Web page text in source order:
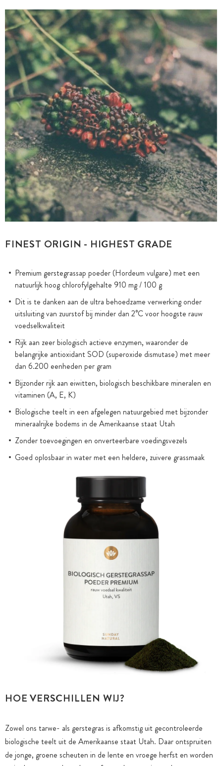
FINEST ORIGIN - HIGHEST GRADE
Premium gerstegrassap poeder (Hordeum vulgare) met een
natuurlijk hoog chlorofylgehalte 910 mg / 100 g
Dit is te danken aan de ultra behoedzame verwerking onder
uitsluiting van zuurstof bij minder dan 2°C voor hoogste rauw
voedselkwaliteit
Rijk aan zeer biologisch actieve enzymen, waaronder de
belangrijke antioxidant SOD (superoxide dismutase) met meer
dan 6.200 eenheden per gram
Bijzonder rijk aan eiwitten, biologisch beschikbare mineralen en
vitaminen (A, E, K)
Biologische teelt in een afgelegen natuurgebied met bijzonder
mineraalrijke bodems in de Amerikaanse staat Utah
Zonder toevoegingen en onverteerbare voedingsvezels
Goed oplosbaar in water met een heldere, zuivere grassmaak
HOE VERSCHILLEN WIJ?
Zowel ons tarwe- als gerstegras is afkomstig uit gecontroleerde
biologische teelt uit de Amerikaanse staat Utah. Daar ontspruiten
de jonge, groene scheuten in de lente en vroege herfst en worden